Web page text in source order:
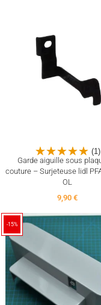
(1)
Garde aiguille sous
couture – Surjeteuse lidl
OL
9,90 €
-15%